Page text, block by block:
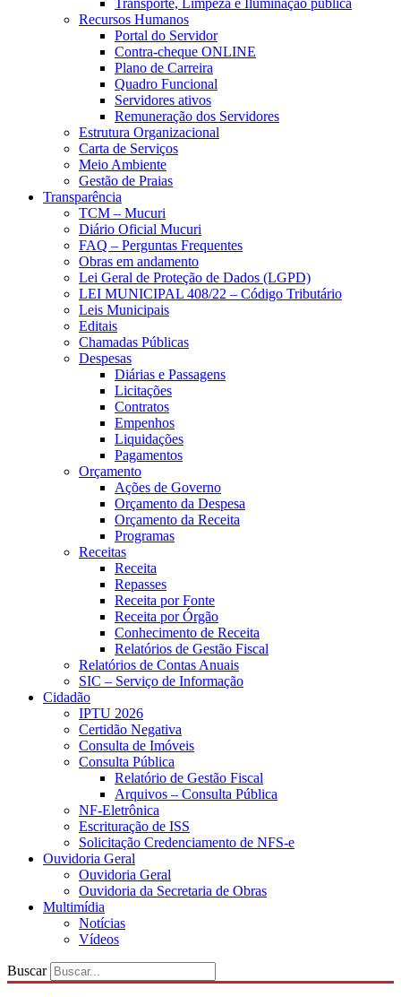
Transporte, Limpeza e Iluminação pública
Recursos Humanos
Portal do Servidor
Contra-cheque ONLINE
Plano de Carreira
Quadro Funcional
Servidores ativos
Remuneração dos Servidores
Estrutura Organizacional
Carta de Serviços
Meio Ambiente
Gestão de Praias
Transparência
TCM – Mucuri
Diário Oficial Mucuri
FAQ – Perguntas Frequentes
Obras em andamento
Lei Geral de Proteção de Dados (LGPD)
LEI MUNICIPAL 408/22 – Código Tributário
Leis Municipais
Editais
Chamadas Públicas
Despesas
Diárias e Passagens
Licitações
Contratos
Empenhos
Liquidações
Pagamentos
Orçamento
Ações de Governo
Orçamento da Despesa
Orçamento da Receita
Programas
Receitas
Receita
Repasses
Receita por Fonte
Receita por Órgão
Conhecimento de Receita
Relatórios de Gestão Fiscal
Relatórios de Contas Anuais
SIC – Serviço de Informação
Cidadão
IPTU 2026
Certidão Negativa
Consulta de Imóveis
Consulta Pública
Relatório de Gestão Fiscal
Arquivos – Consulta Pública
NF-Eletrônica
Escrituração de ISS
Solicitação Credenciamento de NFS-e
Ouvidoria Geral
Ouvidoria Geral
Ouvidoria da Secretaria de Obras
Multimídia
Notícias
Vídeos
Buscar